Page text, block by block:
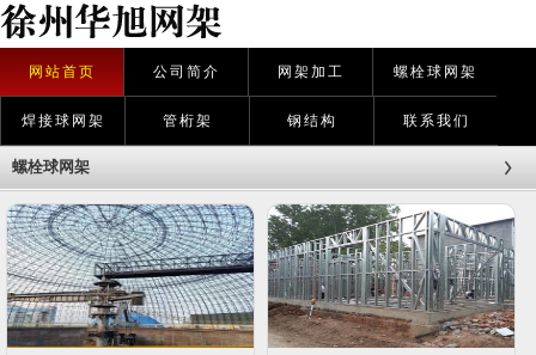
网站首页 公司简介 网架加工 螺栓球网架
焊接球网架 管桁架 钢结构 联系我们
螺栓球网架